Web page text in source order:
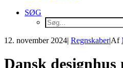
SØG
12. november 2024| Regnskaber|Af
Dansk designhus